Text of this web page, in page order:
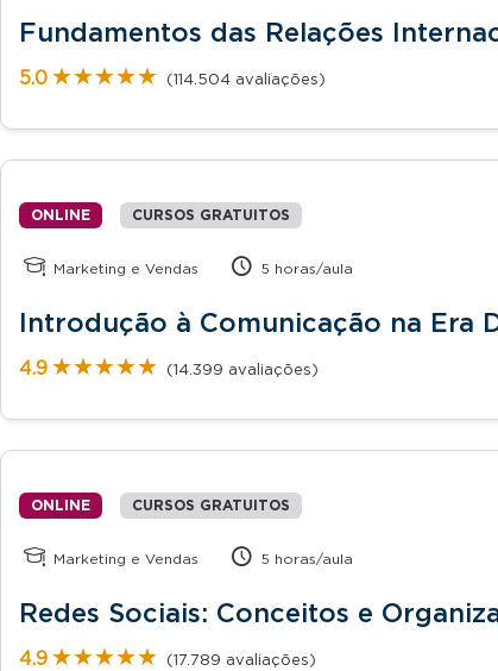
Fundamentos das Relações
5.0 ★★★★★
★★★★★ (114.504 avaliações)
ONLINE CURSOS GRATUITOS
Marketing e Vendas 5 horas/aula
Introdução à Comunicação na Era
4.9 ★★★★★
★★★★★ (14.399 avaliações)
ONLINE CURSOS GRATUITOS
Marketing e Vendas 5 horas/aula
Redes Sociais: Conceitos e
4.9 ★★★★★
★★★★★ (17.789 avaliações)